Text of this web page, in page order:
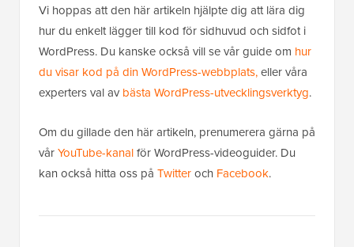
Vi hoppas att den här artikeln hjälpte dig att lära dig
hur du enkelt lägger till kod för sidhuvud och sidfot i
WordPress. Du kanske också vill se vår guide om hur
du visar kod på din WordPress-webbplats,eller våra
experters val av bästa WordPress-utvecklingsverktyg.
Om du gillade den här artikeln, prenumerera gärna på
vårYouTube-kanalför WordPress-videoguider. Du
kan också hitta oss på Twitteroch Facebook.